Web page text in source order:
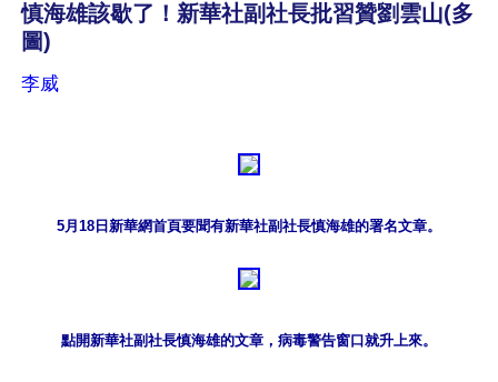
慎海雄該歇了！新華社副社長批習贊劉雲山(多
圖)
李威
5月18日新華網首頁要聞有新華社副社長慎海雄的署名文章。
點開新華社副社長慎海雄的文章，病毒警告窗口就升上來。